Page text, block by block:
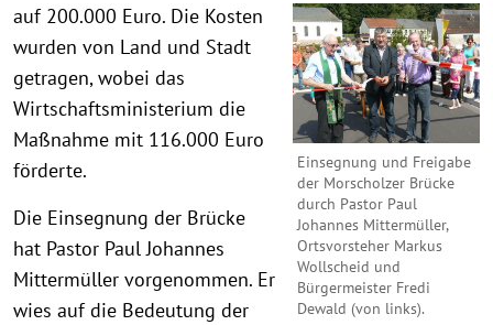
Einsegnung und Freigabe
der Morscholzer Brücke
durch Pastor Paul
Johannes Mittermüller,
Ortsvorsteher Markus
Wollscheid und
Bürgermeister Fredi
Dewald (von links).
auf 200.000 Euro. Die Kosten
wurden von Land und Stadt
getragen, wobei das
Wirtschaftsministerium die
Maßnahme mit 116.000 Euro
förderte.
Die Einsegnung der Brücke
hat Pastor Paul Johannes
Mittermüller vorgenommen. Er
wies auf die Bedeutung der